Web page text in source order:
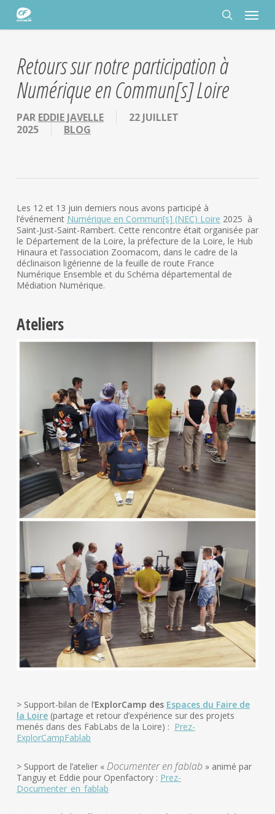
Panneau de gestion des cookies
Passer
contenu
rechercher
Menu
Retours sur notre participation à
Numérique en Commun[s] Loire
PAR EDDIE JAVELLE
22 JUILLET
2025
BLOG
Les 12 et 13 juin derniers nous avons participé à
l’événement Numérique en Commun[s] (NEC) Loire 2025 à
Saint-Just-Saint-Rambert. Cette rencontre était organisée par
le Département de la Loire, la préfecture de la Loire, le Hub
Hinaura et l’association Zoomacom, dans le cadre de la
déclinaison ligérienne de la feuille de route France
Numérique Ensemble et du Schéma départemental de
Médiation Numérique.
Ateliers
> Support-bilan de l’ExplorCamp des Espaces du Faire de
la Loire(partage et retour d’expérience sur des projets
menés dans des FabLabs de la Loire) : Prez-
ExplorCampFablab
> Support de l’atelier « Documenter en fablab» animé par
Tanguy et Eddie pour Openfactory : Prez-
Documenter_en_fablab